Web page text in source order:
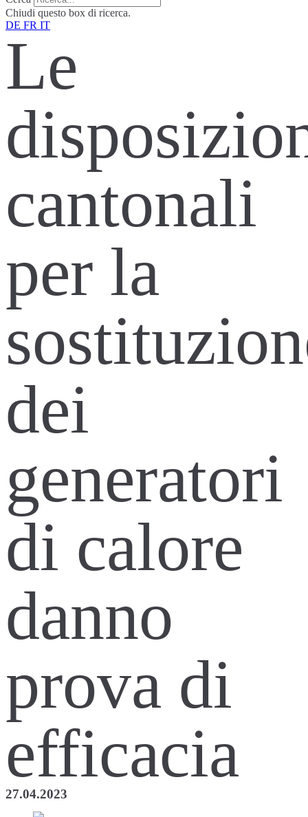
Chiudi questo box di ricerca.
DE FR IT
Le
cantonali
per la
dei
generatori
di calore
danno
prova di
efficacia
27.04.2023